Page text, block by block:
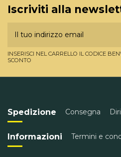
Iscriviti alla
INSERISCI NEL CARRELLO IL CODICE
SCONTO
Spedizione Consegna
Informazioni Termini e